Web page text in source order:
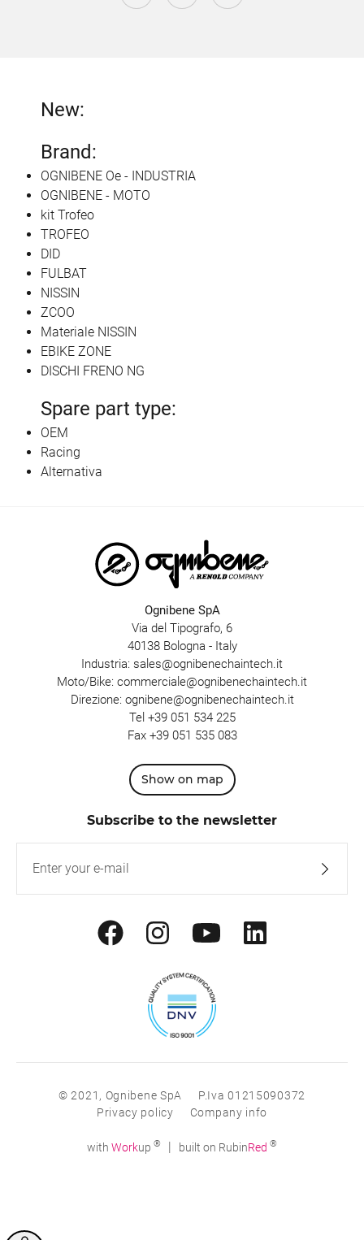
New:
Brand:
OGNIBENE Oe - INDUSTRIA
OGNIBENE - MOTO
kit Trofeo
TROFEO
DID
FULBAT
NISSIN
ZCOO
Materiale NISSIN
EBIKE ZONE
DISCHI FRENO NG
Spare part type:
OEM
Racing
Alternativa
Ognibene SpA
Via del Tipografo, 6
40138 Bologna - Italy
Industria: sales@ognibenechaintech.it
Moto/Bike: commerciale@ognibenechaintech.it
Direzione: ognibene@ognibenechaintech.it
Tel +39 051 534 225
Fax +39 051 535 083
Show on map
Subscribe to the newsletter
© 2021, Ognibene SpA
P.Iva 01215090372
Privacy policy
Company info
with Workup ® | built on RubinRed ®